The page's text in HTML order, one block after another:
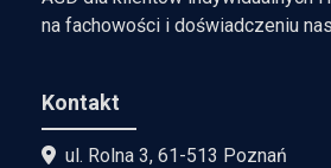
na fachowości i doświadczeniu
Kontakt
ul. Rolna 3, 61-513 Poznań